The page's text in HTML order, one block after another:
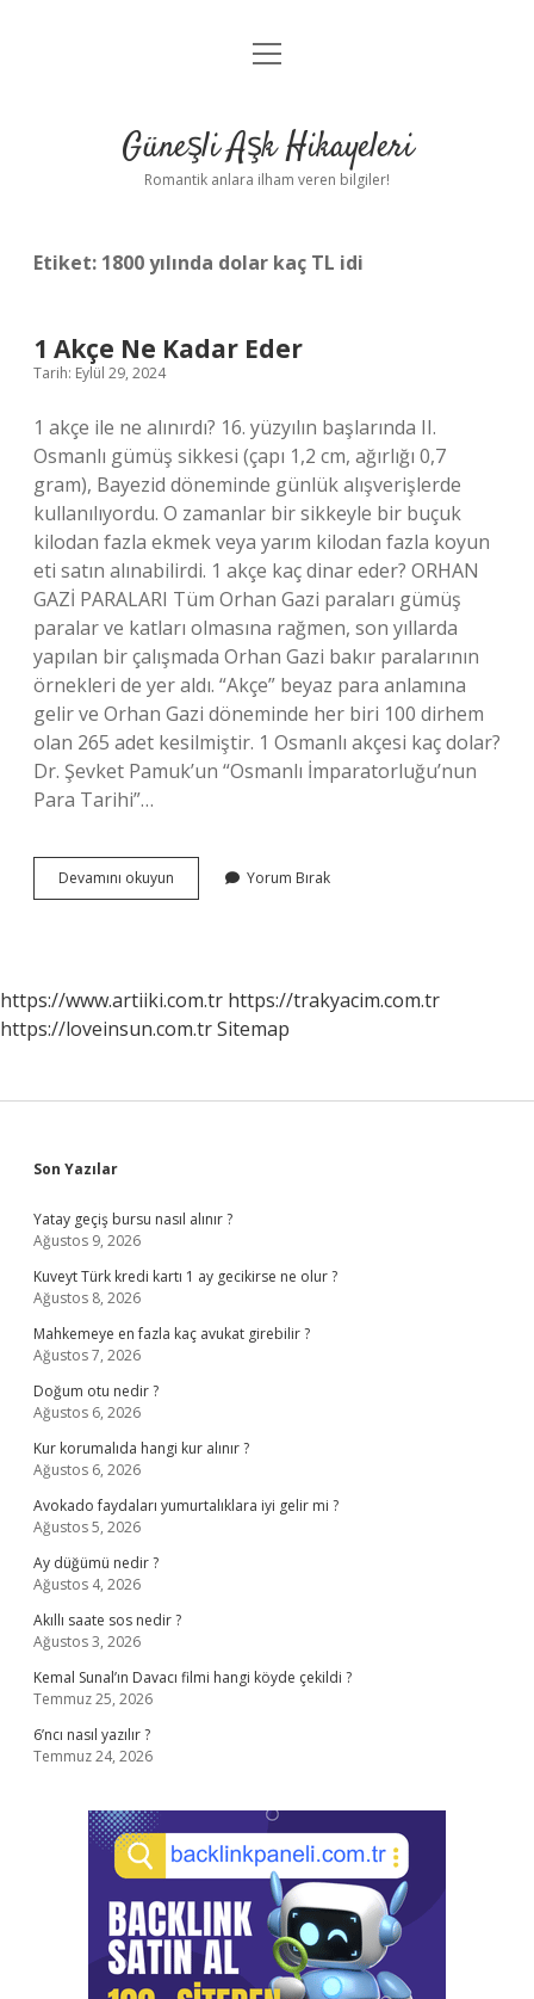
Anasayfa
Yasal Uyarı
menüyü
Güneşli Aşk Hikayeleri
Romantik anlara ilham veren bilgiler!
Etiket: 1800 yılında dolar kaç TL idi
1 Akçe Ne Kadar Eder
Tarih: Eylül 29, 2024
1 akçe ile ne alınırdı? 16. yüzyılın başlarında II.
Osmanlı gümüş sikkesi (çapı 1,2 cm, ağırlığı 0,7
gram), Bayezid döneminde günlük alışverişlerde
kullanılıyordu. O zamanlar bir sikkeyle bir buçuk
kilodan fazla ekmek veya yarım kilodan fazla koyun
eti satın alınabilirdi. 1 akçe kaç dinar eder? ORHAN
GAZİ PARALARI Tüm Orhan Gazi paraları gümüş
paralar ve katları olmasına rağmen, son yıllarda
yapılan bir çalışmada Orhan Gazi bakır paralarının
örnekleri de yer aldı. “Akçe” beyaz para anlamına
gelir ve Orhan Gazi döneminde her biri 100 dirhem
olan 265 adet kesilmiştir. 1 Osmanlı akçesi kaç dolar?
Dr. Şevket Pamuk’un “Osmanlı İmparatorluğu’nun
Para Tarihi”…
Devamını okuyun
Akçe
Yorum Bırak
https://www.artiiki.com.tr https://trakyacim.com.tr
https://loveinsun.com.trSitemap
Sidebar
Son Yazılar
Yatay geçiş bursu nasıl alınır ?
Ağustos 9, 2026
Kuveyt Türk kredi kartı 1 ay gecikirse ne olur ?
Ağustos 8, 2026
Mahkemeye en fazla kaç avukat girebilir ?
Ağustos 7, 2026
Doğum otu nedir ?
Ağustos 6, 2026
Kur korumalıda hangi kur alınır ?
Ağustos 6, 2026
Avokado faydaları yumurtalıklara iyi gelir mi ?
Ağustos 5, 2026
Ay düğümü nedir ?
Ağustos 4, 2026
Akıllı saate sos nedir ?
Ağustos 3, 2026
Kemal Sunal’ın Davacı filmi hangi köyde çekildi ?
Temmuz 25, 2026
6’ncı nasıl yazılır ?
Temmuz 24, 2026